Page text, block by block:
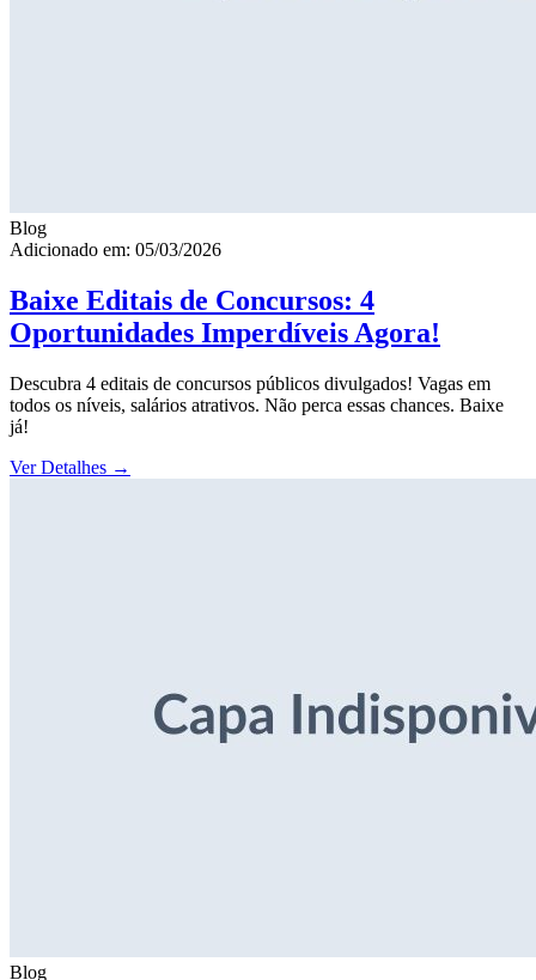
Blog
Adicionado em: 05/03/2026
Baixe Editais de Concursos: 4
Oportunidades Imperdíveis Agora!
Descubra 4 editais de concursos públicos divulgados! Vagas em
todos os níveis, salários atrativos. Não perca essas chances. Baixe
já!
Ver Detalhes →
Blog